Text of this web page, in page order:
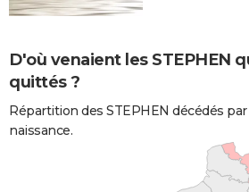
D'où venaient les STEPHEN
quittés ?
Répartition des STEPHEN décédés
naissance.